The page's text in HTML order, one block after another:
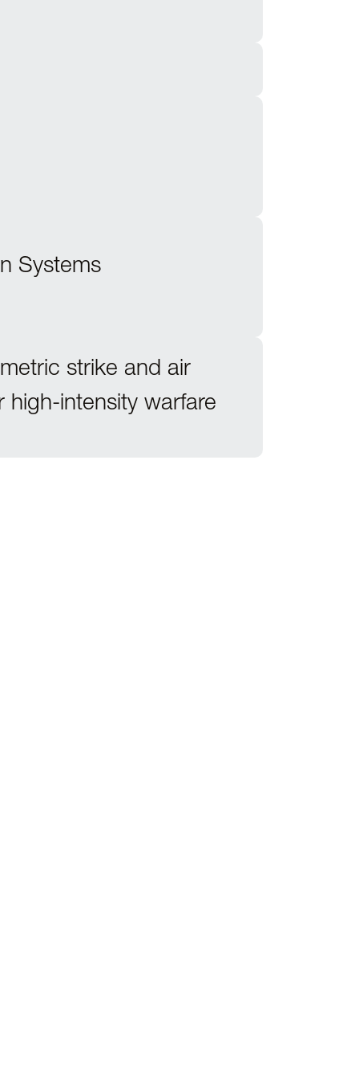
Systems
strike and air
high-intensity warfare